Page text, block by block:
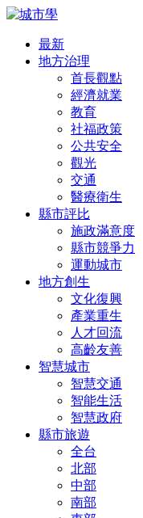
最新
地方治理
首長觀點
經濟就業
教育
社福政策
公共安全
觀光
交通
醫療衛生
縣市評比
施政滿意度
縣市競爭力
運動城市
地方創生
文化復興
產業重生
人才回流
高齡友善
智慧城市
智慧交通
智能生活
智慧政府
縣市旅遊
全台
北部
中部
南部